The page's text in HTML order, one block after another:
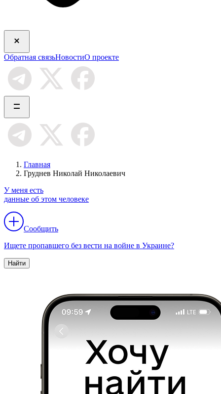
Обратная связьНовостиО проекте
Главная
Груднев Николай Николаевич
У меня есть
данные об этом человеке
Сообщить
Ищете пропавшего без вести на войне в Украине?
Найти